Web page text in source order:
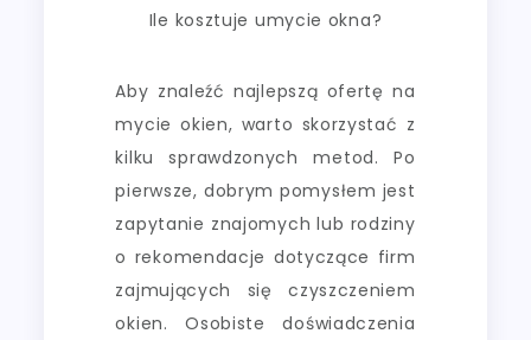
Ile kosztuje umycie okna?
Aby znaleźć najlepszą ofertę na
mycie okien, warto skorzystać z
kilku sprawdzonych metod. Po
pierwsze, dobrym pomysłem jest
zapytanie znajomych lub rodziny
o rekomendacje dotyczące firm
zajmujących się czyszczeniem
okien. Osobiste doświadczenia